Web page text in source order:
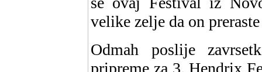
velike zelje da on
Odmah poslije
pripreme za 3. Hendrix